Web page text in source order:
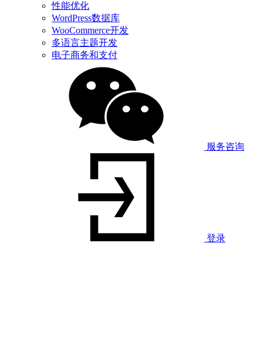
性能优化
WordPress数据库
WooCommerce开发
多语言主题开发
电子商务和支付
服务咨询
登录